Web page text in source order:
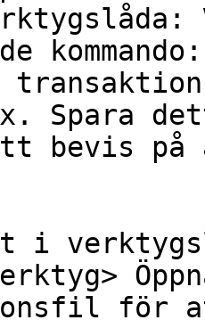
Spara
bevis på
i
för